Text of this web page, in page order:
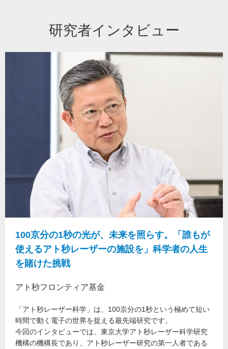
研究者インタビュー
100京分の1秒の光が、未来を照らす。「誰もが
使えるアト秒レーザーの施設を」科学者の人生
を賭けた挑戦
アト秒フロンティア基金
「アト秒レーザー科学」は、100京分の1秒という極めて短い
時間で動く電子の世界を捉える最先端研究です。
今回のインタビューでは、東京大学アト秒レーザー科学研究
機構の機構長であり、アト秒レーザー研究の第一人者である